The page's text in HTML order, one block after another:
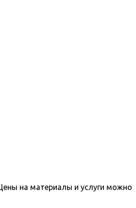
на материалы и услуги можно